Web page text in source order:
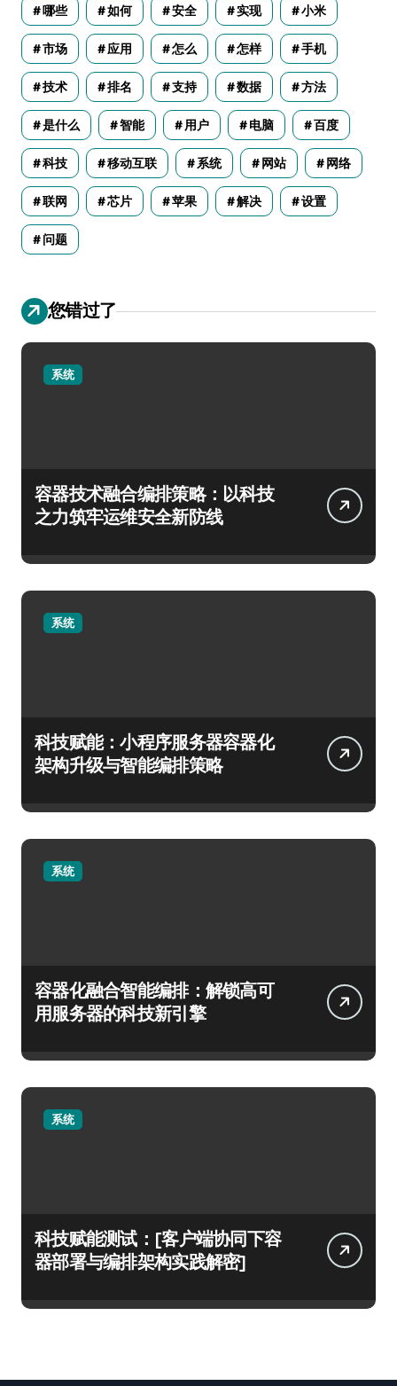
哪些 如何 安全 实现 小米
市场 应用 怎么 怎样 手机
技术 排名 支持 数据 方法
是什么 智能 用户 电脑 百度
科技 移动互联 系统 网站 网络
联网 芯片 苹果 解决 设置
问题
您错过了
系统
容器技术融合编排策略：以科技
之力筑牢运维安全新防线
系统
科技赋能：小程序服务器容器化
架构升级与智能编排策略
系统
容器化融合智能编排：解锁高可
用服务器的科技新引擎
系统
科技赋能测试：[客户端协同下容
器部署与编排架构实践解密]